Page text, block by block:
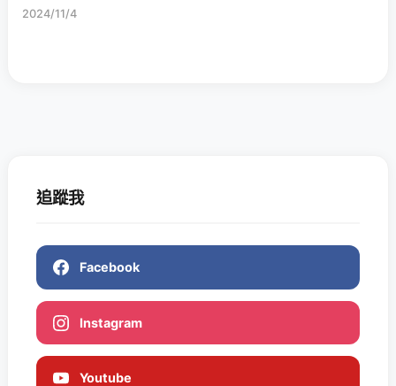
2024/11/4
追蹤我
Facebook
Instagram
Youtube